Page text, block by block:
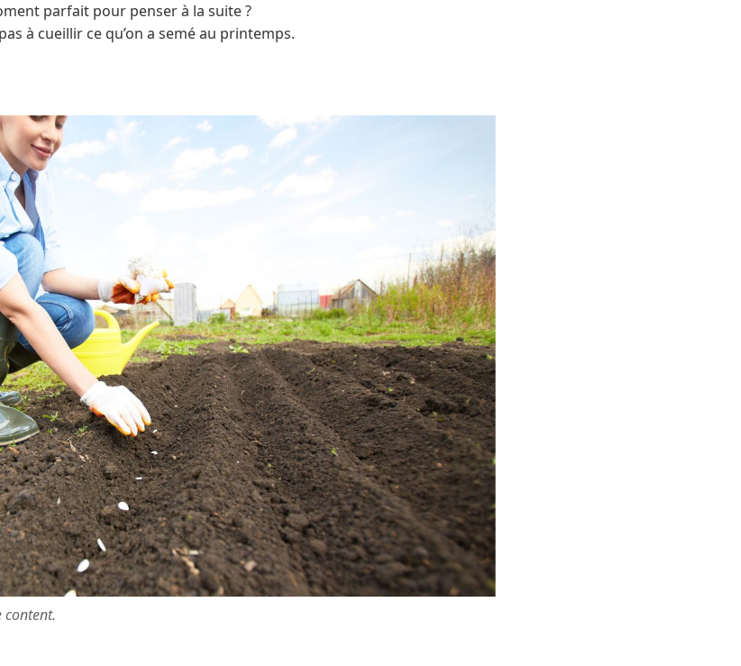
parfait pour penser à la suite ?
à cueillir ce qu’on a semé au printemps.